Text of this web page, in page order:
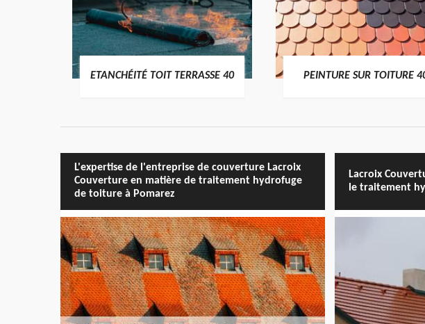
ETANCHÉITÉ TOIT TERRASSE 40 PEINTURE SUR TOITURE
L'expertise de l'entreprise de couverture Lacroix
Couverture en matière de traitement hydrofuge
de toiture à Pomarez
Lacroix
le traitement